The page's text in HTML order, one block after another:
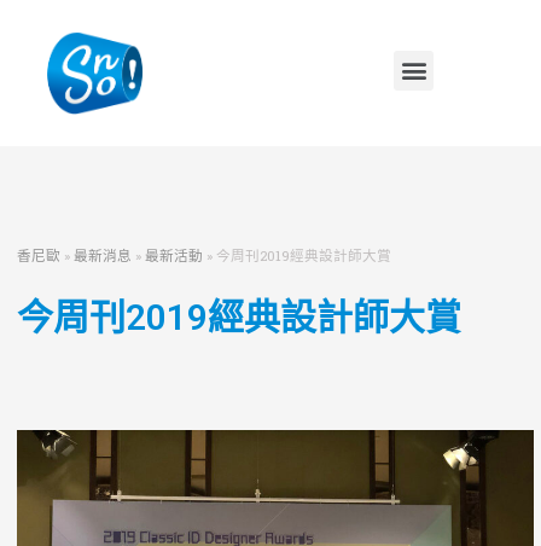
香尼歐 » 最新消息 » 最新活動 » 今周刊2019經典設計師大賞
今周刊2019經典設計師大賞